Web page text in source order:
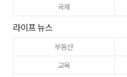
국제
라이프 뉴스
부동산
교육